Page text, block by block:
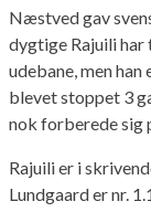
Næstved gav
dygtige Rajuili har
udebane, men han
blevet stoppet 3
nok forberede sig
Rajuili er i
Lundgaard er nr.